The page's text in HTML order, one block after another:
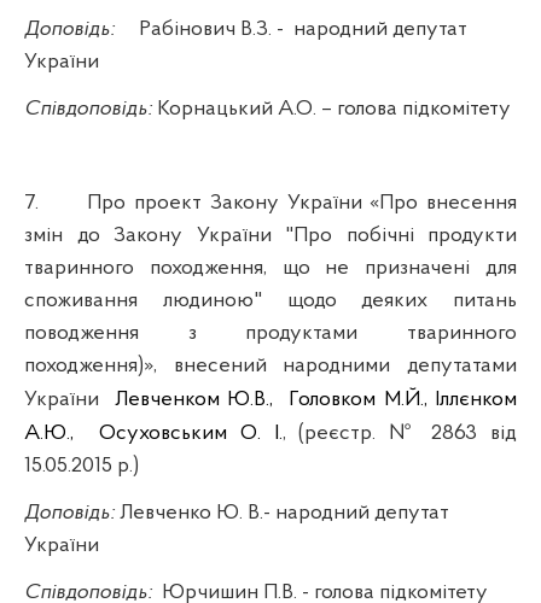
Доповідь: Рабінович В.З. - народний депутат
України
Співдоповідь: Корнацький А.О. – голова підкомітету
7.
Про проект Закону України «Про внесення
змін до Закону України "Про побічні продукти
тваринного походження, що не призначені для
споживання людиною" щодо деяких питань
поводження з продуктами тваринного
походження)», внесений народними депутатами
України
Левченком Ю.В., Головком М.Й., Іллєнком
А.Ю.,
Осуховським О. І.,(реєстр. № 2863 від
15.05.2015 р.)
Доповідь: Левченко Ю. В.- народний депутат
України
Співдоповідь: Юрчишин П.В. - голова підкомітету